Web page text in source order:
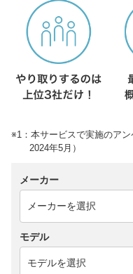
※1：本サービスで実施のア
2024年5月）
メーカー
モデル